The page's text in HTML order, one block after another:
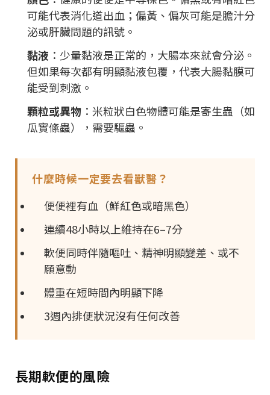
可能代表消化道出血；偏黃、偏灰可能是膽汁分
泌或肝臟問題的訊號。
黏液 ：少量黏液是正常的，大腸本來就會分泌。
但如果每次都有明顯黏液包覆，代表大腸黏膜可
能受到刺激。
顆粒或異物 ：米粒狀白色物體可能是寄生蟲（如
瓜實絛蟲），需要驅蟲。
什麼時候一定要去看獸醫？
便便裡有血（鮮紅色或暗黑色）
連續48小時以上維持在6–7分
軟便同時伴隨嘔吐、精神明顯變差、或不
願意動
體重在短時間內明顯下降
3週內排便狀況沒有任何改善
長期軟便的風險